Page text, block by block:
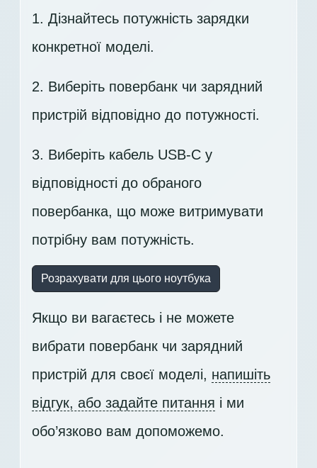
1. Дізнайтесь потужність зарядки
конкретної моделі.
2. Виберіть повербанк чи зарядний
пристрій відповідно до потужності.
3. Виберіть кабель USB-C у
відповідності до обраного
повербанка, що може витримувати
потрібну вам потужність.
Розрахувати для цього ноутбука
Якщо ви вагаєтесь і не можете
вибрати повербанк чи зарядний
пристрій для своєї моделі, напишіть
відгук, або задайте питання і ми
обо’язково вам допоможемо.